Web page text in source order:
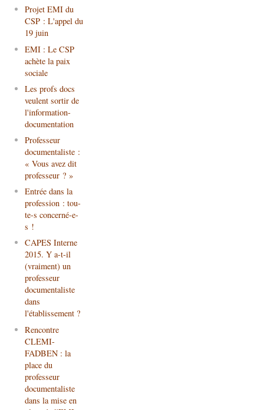
Projet EMI du
CSP : L'appel du
19 juin
EMI : Le CSP
achète la paix
sociale
Les profs docs
veulent sortir de
l'information-
documentation
Professeur
documentaliste :
« Vous avez dit
professeur ? »
Entrée dans la
profession : tou-
te-s concerné-e-
s !
CAPES Interne
2015. Y a-t-il
(vraiment) un
professeur
documentaliste
dans
l'établissement ?
Rencontre
CLEMI-
FADBEN : la
place du
professeur
documentaliste
dans la mise en